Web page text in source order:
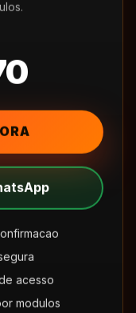
acesso
modulos